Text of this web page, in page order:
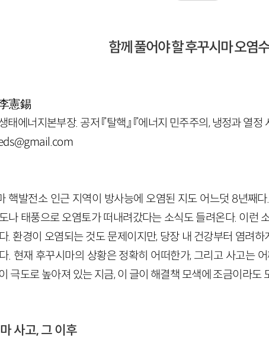
함께 풀어야 할 후꾸시마 오염
憲錫
태에너지본부장. 공저 『탈핵』 『에너지 민주주의, 냉정과 열정
핵발전소 인근 지역이 방사능에 오염된 지도 어느덧 8년째
나 태풍으로 오염토가 떠내려갔다는 소식도 들려온다. 이런
. 환경이 오염되는 것도 문제이지만, 당장 내 건강부터 염려
. 현재 후꾸시마의 상황은 정확히 어떠한가, 그리고 사고는
극도로 높아져 있는 지금, 이 글이 해결책 모색에 조금이라도
사고, 그 이후